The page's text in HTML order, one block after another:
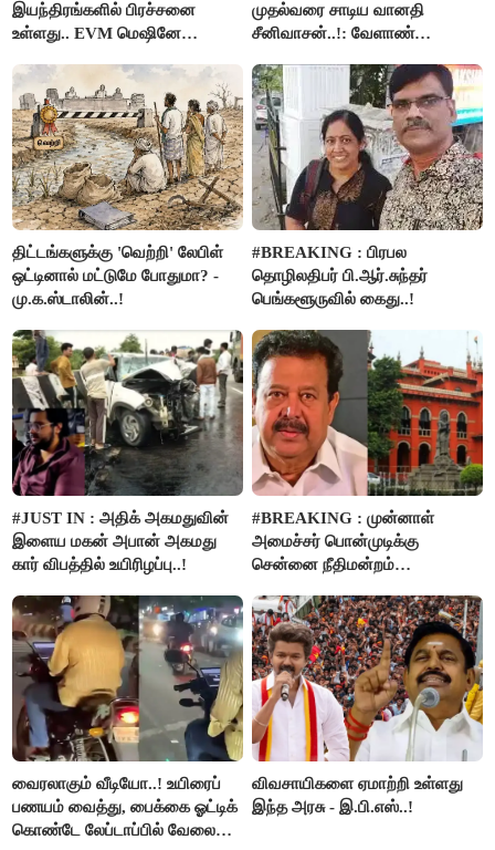
இயந்திரங்களில் பிரச்சனை
உள்ளது.. EVM மெஷினே
இளங்கோ
முதல்வரை சாடிய வானதி
சீனிவாசன்..!: வேளாண்
எதிர்ப்பு!
திட்டங்களுக்கு 'வெற்றி' லேபிள்
ஒட்டினால் மட்டுமே போதுமா? -
மு.க.ஸ்டாலின்..!
#BREAKING : பிரபல
தொழிலதிபர் பி.ஆர்.சுந்தர்
பெங்களூருவில் கைது..!
#JUST IN : அதிக் அகமதுவின்
இளைய மகன் அபான் அகமது
கார் விபத்தில் உயிரிழப்பு..!
#BREAKING : முன்னாள்
அமைச்சர் பொன்முடிக்கு
சென்னை நீதிமன்றம்
வைரலாகும் வீடியோ..! உயிரைப்
பணயம் வைத்து, பைக்கை ஓட்டிக்
கொண்டே லேப்டாப்பில் வேலை
விவசாயிகளை ஏமாற்றி உள்ளது
இந்த அரசு - இ.பி.எஸ்..!